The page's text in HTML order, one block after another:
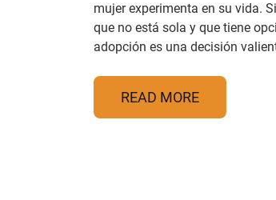
mujer experimenta en su vida.
que no está sola y que tiene
adopción es una decisión
READ MORE